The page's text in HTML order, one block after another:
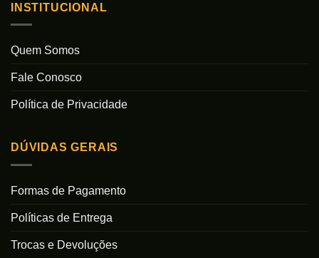
INSTITUCIONAL
Quem Somos
Fale Conosco
Política de Privacidade
DÚVIDAS GERAIS
Formas de Pagamento
Políticas de Entrega
Trocas e Devoluções